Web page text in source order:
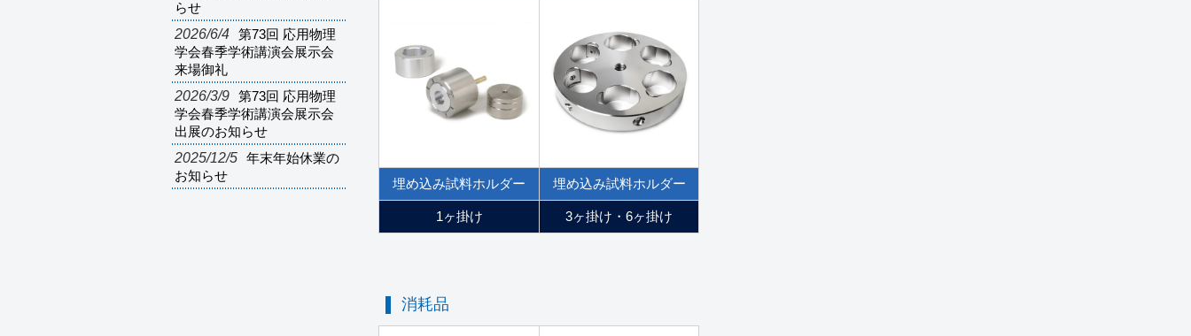
埋め込み試料ホルダー 埋め込み試料ホルダー
1ヶ掛け 3ヶ掛け・6ヶ掛け
消耗品
らせ
2026/6/4
第73回 応用物理
学会春季学術講演会展示会
来場御礼
2026/3/9
第73回 応用物理
学会春季学術講演会展示会
出展のお知らせ
2025/12/5
年末年始休業の
お知らせ